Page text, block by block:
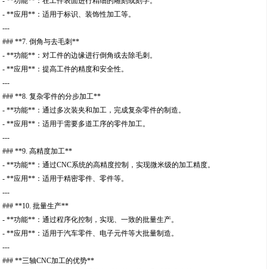
- **应用**：适用于标识、装饰性加工等。
---
### **7. 倒角与去毛刺**
- **功能**：对工件的边缘进行倒角或去除毛刺。
- **应用**：提高工件的精度和安全性。
---
### **8. 复杂零件的分步加工**
- **功能**：通过多次装夹和加工，完成复杂零件的制造。
- **应用**：适用于需要多道工序的零件加工。
---
### **9. 高精度加工**
- **功能**：通过CNC系统的高精度控制，实现微米级的加工精度。
- **应用**：适用于精密零件、零件等。
---
### **10. 批量生产**
- **功能**：通过程序化控制，实现、一致的批量生产。
- **应用**：适用于汽车零件、电子元件等大批量制造。
---
### **三轴CNC加工的优势**